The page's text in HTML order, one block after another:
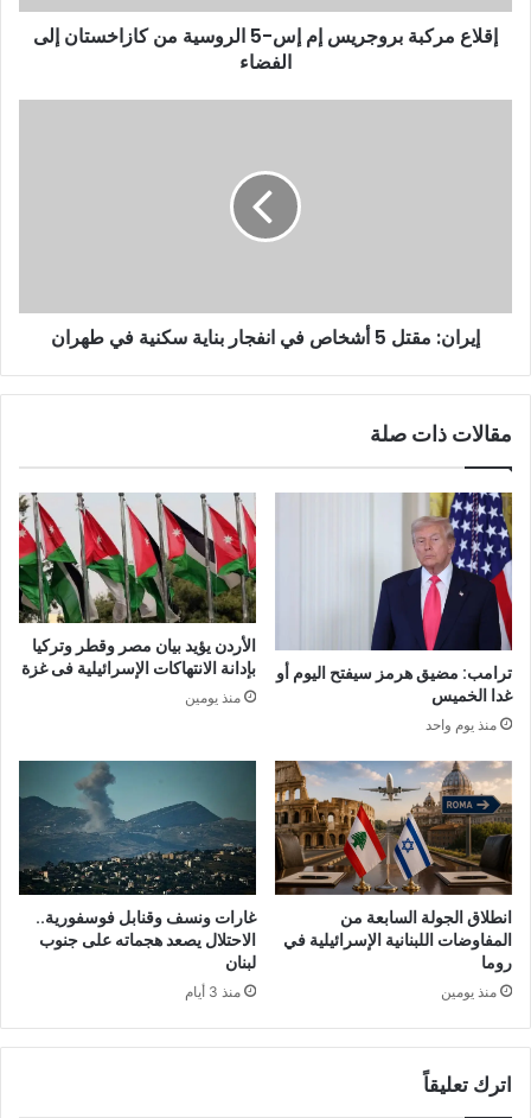
إقلاع مركبة بروجريس إم إس-5 الروسية من كازاخستان إلى
الفضاء
إيران: مقتل 5 أشخاص في انفجار بناية سكنية في طهران
مقالات ذات صلة
ترامب: مضيق هرمز سيفتح اليوم أو
غدا الخميس
منذ يوم واحد
الأردن يؤيد بيان مصر وقطر وتركيا
بإدانة الانتهاكات الإسرائيلية فى غزة
منذ يومين
انطلاق الجولة السابعة من
المفاوضات اللبنانية الإسرائيلية في
روما
منذ يومين
غارات ونسف وقنابل فوسفورية..
الاحتلال يصعد هجماته على جنوب
لبنان
منذ 3 أيام
اترك تعليقاً